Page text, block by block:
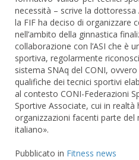
necessità – scrive la dottoressa
la FIF ha deciso di organizzare
nell’ambito della ginnastica
collaborazione con l’ASI che è
sportiva, regolarmente
sistema SNAq del CONI,
qualifiche dei tecnici sportivi
al contesto CONI-Federazioni
Sportive Associate, cui in
organizzazioni facenti parte
italiano».
Pubblicato in Fitness news